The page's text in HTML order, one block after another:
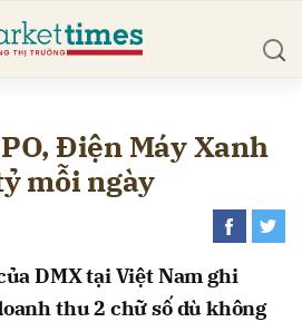
Điện Máy Xanh
mỗi ngày
DMX tại Việt Nam ghi
thu 2 chữ số dù không